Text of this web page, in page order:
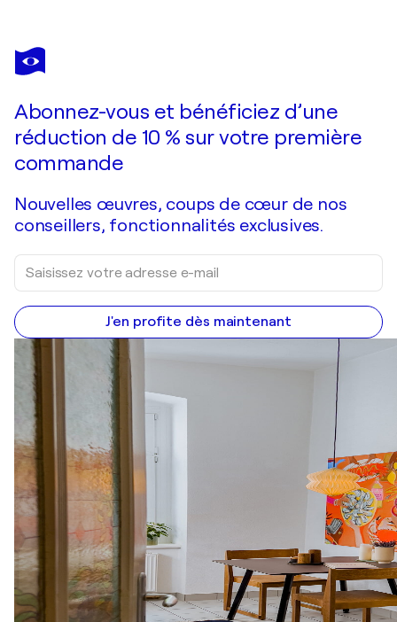
MATTHEW
DIBBLE
Je passe commande
Abonnez-vous et bénéficiez d’une
réduction de 10 % sur votre première
commande
Nouvelles œuvres, coups de cœur de nos
conseillers, fonctionnalités exclusives.
J'en profite dès maintenant